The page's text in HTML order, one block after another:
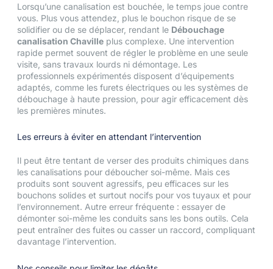
Lorsqu’une canalisation est bouchée, le temps joue contre
vous. Plus vous attendez, plus le bouchon risque de se
solidifier ou de se déplacer, rendant le Débouchage
canalisation Chaville plus complexe. Une intervention
rapide permet souvent de régler le problème en une seule
visite, sans travaux lourds ni démontage. Les
professionnels expérimentés disposent d’équipements
adaptés, comme les furets électriques ou les systèmes de
débouchage à haute pression, pour agir efficacement dès
les premières minutes.
Les erreurs à éviter en attendant l’intervention
Il peut être tentant de verser des produits chimiques dans
les canalisations pour déboucher soi-même. Mais ces
produits sont souvent agressifs, peu efficaces sur les
bouchons solides et surtout nocifs pour vos tuyaux et pour
l’environnement. Autre erreur fréquente : essayer de
démonter soi-même les conduits sans les bons outils. Cela
peut entraîner des fuites ou casser un raccord, compliquant
davantage l’intervention.